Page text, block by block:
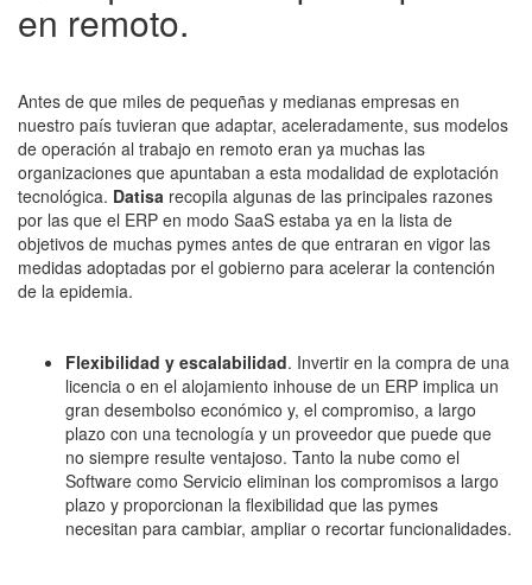
en remoto.
Antes de que miles de pequeñas y medianas empresas en
nuestro país tuvieran que adaptar, aceleradamente, sus modelos
de operación al trabajo en remoto eran ya muchas las
organizaciones que apuntaban a esta modalidad de explotación
tecnológica. Datisa recopila algunas de las principales razones
por las que el ERP en modo SaaS estaba ya en la lista de
objetivos de muchas pymes antes de que entraran en vigor las
medidas adoptadas por el gobierno para acelerar la contención
de la epidemia.
Flexibilidad y escalabilidad. Invertir en la compra de una
licencia o en el alojamiento inhouse de un ERP implica un
gran desembolso económico y, el compromiso, a largo
plazo con una tecnología y un proveedor que puede que
no siempre resulte ventajoso. Tanto la nube como el
Software como Servicio eliminan los compromisos a largo
plazo y proporcionan la flexibilidad que las pymes
necesitan para cambiar, ampliar o recortar funcionalidades.